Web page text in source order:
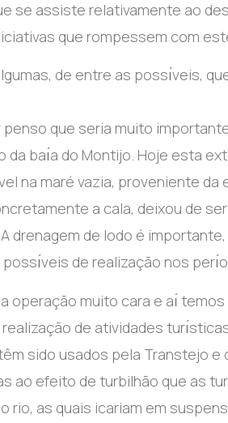
se assiste relativamente ao
que rompessem com
de entre as possı́veis,
penso que seria muito
da baı́a do Montijo. Hoje esta
na maré vazia, proveniente
a cala, deixou de
drenagem de lodo é
de realização nos
operação muito cara e aı́
de atividades
sido usados pela Transtejo
ao efeito de turbilhão que as
rio, as quais icariam em